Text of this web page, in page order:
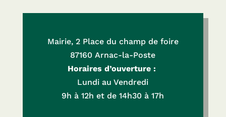
Mairie, 2 Place du champ de foire
87160 Arnac-la-Poste
Horaires d’ouverture :
Lundi au Vendredi
9h à 12h et de 14h30 à 17h